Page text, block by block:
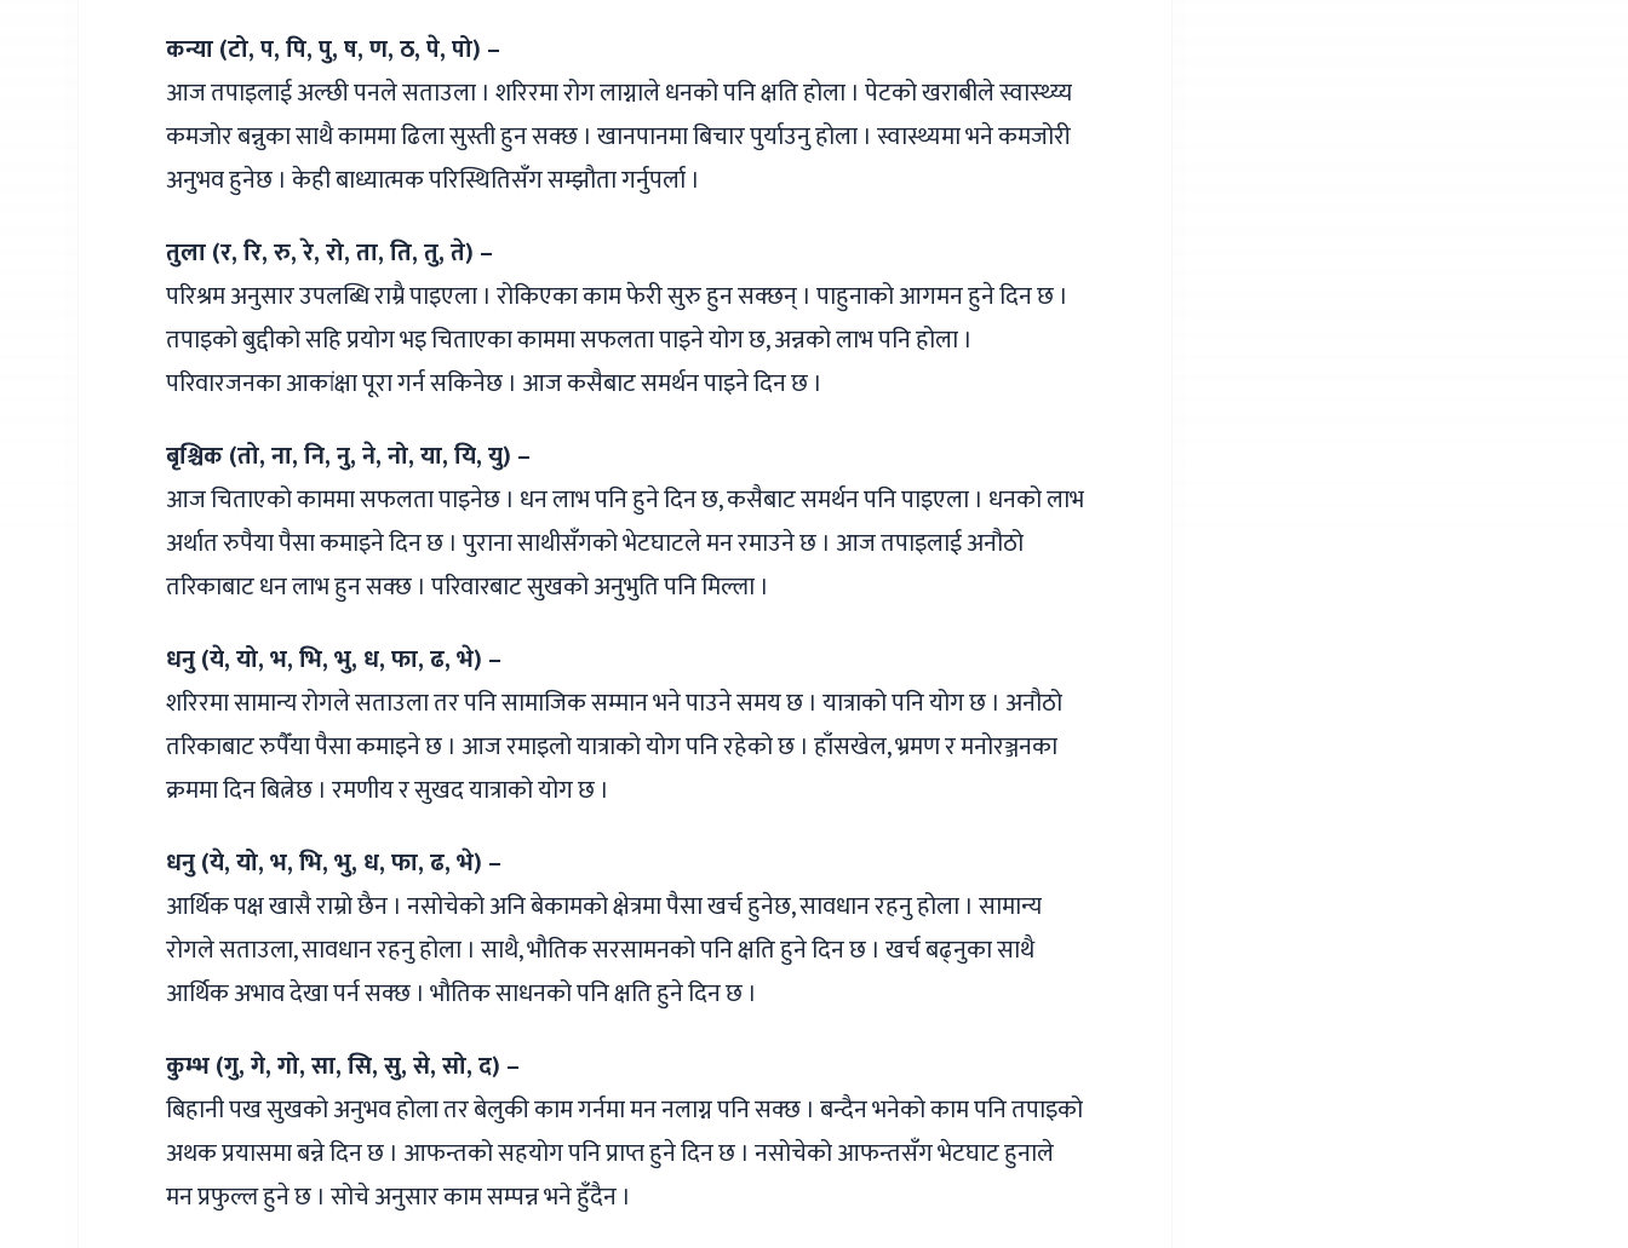
कन्या (टो, प, पि, पु, ष, ण, ठ, पे, पो) –
आज तपाइलाई अल्छी पनले सताउला । शरिरमा रोग लाग्नाले धनको पनि क्षति होला । पेटको खराबीले स्वास्थ्य्य
कमजोर बन्नुका साथै काममा ढिला सुस्ती हुन सक्छ । खानपानमा बिचार पुर्याउनु होला । स्वास्थ्यमा भने कमजोरी
अनुभव हुनेछ । केही बाध्यात्मक परिस्थितिसँग सम्झौता गर्नुपर्ला ।
तुला (र, रि, रु, रे, रो, ता, ति, तु, ते) –
परिश्रम अनुसार उपलब्धि राम्रै पाइएला । रोकिएका काम फेरी सुरु हुन सक्छन् । पाहुनाको आगमन हुने दिन छ ।
तपाइको बुद्दीको सहि प्रयोग भइ चिताएका काममा सफलता पाइने योग छ, अन्नको लाभ पनि होला ।
परिवारजनका आकांक्षा पूरा गर्न सकिनेछ । आज कसैबाट समर्थन पाइने दिन छ ।
बृश्चिक (तो, ना, नि, नु, ने, नो, या, यि, यु) –
आज चिताएको काममा सफलता पाइनेछ । धन लाभ पनि हुने दिन छ, कसैबाट समर्थन पनि पाइएला । धनको लाभ
अर्थात रुपैया पैसा कमाइने दिन छ । पुराना साथीसँगको भेटघाटले मन रमाउने छ । आज तपाइलाई अनौठो
तरिकाबाट धन लाभ हुन सक्छ । परिवारबाट सुखको अनुभुति पनि मिल्ला ।
धनु (ये, यो, भ, भि, भु, ध, फा, ढ, भे) –
शरिरमा सामान्य रोगले सताउला तर पनि सामाजिक सम्मान भने पाउने समय छ । यात्राको पनि योग छ । अनौठो
तरिकाबाट रुपैँया पैसा कमाइने छ । आज रमाइलो यात्राको योग पनि रहेको छ । हाँसखेल, भ्रमण र मनोरञ्जनका
क्रममा दिन बित्नेछ । रमणीय र सुखद यात्राको योग छ ।
धनु (ये, यो, भ, भि, भु, ध, फा, ढ, भे) –
आर्थिक पक्ष खासै राम्रो छैन । नसोचेको अनि बेकामको क्षेत्रमा पैसा खर्च हुनेछ, सावधान रहनु होला । सामान्य
रोगले सताउला, सावधान रहनु होला । साथै, भौतिक सरसामनको पनि क्षति हुने दिन छ । खर्च बढ्नुका साथै
आर्थिक अभाव देखा पर्न सक्छ । भौतिक साधनको पनि क्षति हुने दिन छ ।
कुम्भ (गु, गे, गो, सा, सि, सु, से, सो, द) –
बिहानी पख सुखको अनुभव होला तर बेलुकी काम गर्नमा मन नलाग्न पनि सक्छ । बन्दैन भनेको काम पनि तपाइको
अथक प्रयासमा बन्ने दिन छ । आफन्तको सहयोग पनि प्राप्त हुने दिन छ । नसोचेको आफन्तसँग भेटघाट हुनाले
मन प्रफुल्ल हुने छ । सोचे अनुसार काम सम्पन्न भने हुँदैन ।